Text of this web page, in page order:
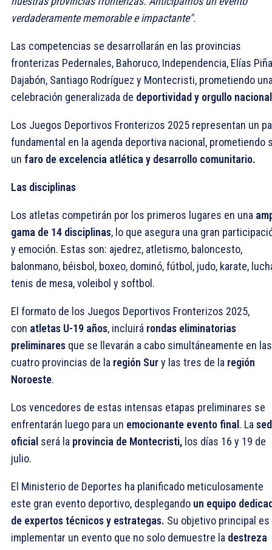
verdaderamente memorable e impactante".
Las competencias se desarrollarán en las provincias
fronterizas Pedernales, Bahoruco, Independencia, Elías
Dajabón, Santiago Rodríguez y Montecristi, prometiendo
celebración generalizada de deportividad y orgullo
Los Juegos Deportivos Fronterizos 2025 representan un
fundamental en la agenda deportiva nacional, prometiendo
un faro de excelencia atlética y desarrollo comunitario.
Las disciplinas
Los atletas competirán por los primeros lugares en una
gama de 14 disciplinas, lo que asegura una gran
y emoción. Estas son: ajedrez, atletismo, baloncesto,
balonmano, béisbol, boxeo, dominó, fútbol, judo, karate,
tenis de mesa, voleibol y softbol.
El formato de los Juegos Deportivos Fronterizos 2025,
con atletas U-19 años, incluirá rondas eliminatorias
preliminares que se llevarán a cabo simultáneamente en las
cuatro provincias de la región Sury las tres de la región
Noroeste.
Los vencedores de estas intensas etapas preliminares se
enfrentarán luego para un emocionante evento final. La
oficial será la provincia de Montecristi, los días 16 y 19 de
julio.
El Ministerio de Deportes ha planificado meticulosamente
este gran evento deportivo, desplegando un equipo
de expertos técnicos y estrategas. Su objetivo principal es
implementar un evento que no solo demuestre la destreza